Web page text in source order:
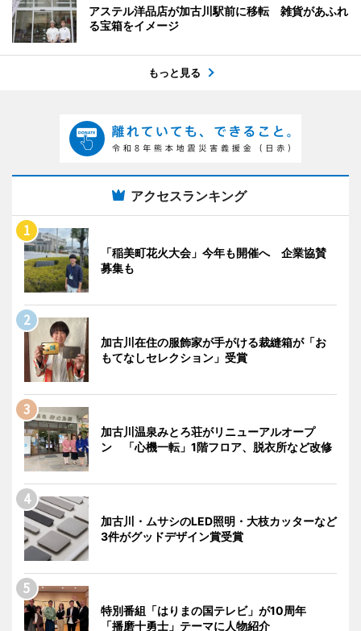
アステル洋品店が加古川駅前に移転 雑貨があふれ
る宝箱をイメージ
もっと見る
アクセスランキング
「稲美町花火大会」今年も開催へ 企業協賛
募集も
加古川在住の服飾家が手がける裁縫箱が「お
もてなしセレクション」受賞
加古川温泉みとろ荘がリニューアルオープ
ン 「心機一転」1階フロア、脱衣所など改修
加古川・ムサシのLED照明・大枝カッターなど
3件がグッドデザイン賞受賞
特別番組「はりまの国テレビ」が10周年
「播磨十勇士」テーマに人物紹介